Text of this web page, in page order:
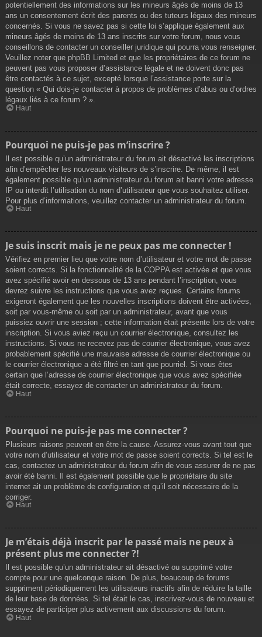
potentiellement des informations sur les mineurs âgés de moins de 13
ans un consentement écrit des parents ou des tuteurs légaux des mineurs
concernés. Si vous ne savez pas si cette loi s’applique également aux
mineurs âgés de moins de 13 ans inscrits sur votre forum, nous vous
conseillons de contacter un conseiller juridique qui pourra vous renseigner.
Veuillez noter que phpBB Limited et que les propriétaires de ce forum ne
peuvent pas vous proposer d’assistance légale et ne doivent donc pas
être contactés à ce sujet, excepté lorsque l’assistance porte sur la
question « Qui dois-je contacter à propos de problèmes d’abus ou d’ordres
légaux liés à ce forum ? ».
Haut
Pourquoi ne puis-je pas m’inscrire ?
Il est possible qu’un administrateur du forum ait désactivé les inscriptions
afin d’empêcher les nouveaux visiteurs de s’inscrire. De même, il est
également possible qu’un administrateur du forum ait banni votre adresse
IP ou interdit l’utilisation du nom d’utilisateur que vous souhaitez utiliser.
Pour plus d’informations, veuillez contacter un administrateur du forum.
Haut
Je suis inscrit mais je ne peux pas me connecter !
Vérifiez en premier lieu que votre nom d’utilisateur et votre mot de passe
soient corrects. Si la fonctionnalité de la COPPA est activée et que vous
avez spécifié avoir en dessous de 13 ans pendant l’inscription, vous
devrez suivre les instructions que vous avez reçues. Certains forums
exigeront également que les nouvelles inscriptions doivent être activées,
soit par vous-même ou soit par un administrateur, avant que vous
puissiez ouvrir une session ; cette information était présente lors de votre
inscription. Si vous aviez reçu un courrier électronique, consultez les
instructions. Si vous ne recevez pas de courrier électronique, vous avez
probablement spécifié une mauvaise adresse de courrier électronique ou
le courrier électronique a été filtré en tant que pourriel. Si vous êtes
certain que l’adresse de courrier électronique que vous avez spécifiée
était correcte, essayez de contacter un administrateur du forum.
Haut
Pourquoi ne puis-je pas me connecter ?
Plusieurs raisons peuvent en être la cause. Assurez-vous avant tout que
votre nom d’utilisateur et votre mot de passe soient corrects. Si tel est le
cas, contactez un administrateur du forum afin de vous assurer de ne pas
avoir été banni. Il est également possible que le propriétaire du site
internet ait un problème de configuration et qu’il soit nécessaire de la
corriger.
Haut
Je m’étais déjà inscrit par le passé mais ne peux à
présent plus me connecter ?!
Il est possible qu’un administrateur ait désactivé ou supprimé votre
compte pour une quelconque raison. De plus, beaucoup de forums
suppriment périodiquement les utilisateurs inactifs afin de réduire la taille
de leur base de données. Si tel était le cas, inscrivez-vous de nouveau et
essayez de participer plus activement aux discussions du forum.
Haut